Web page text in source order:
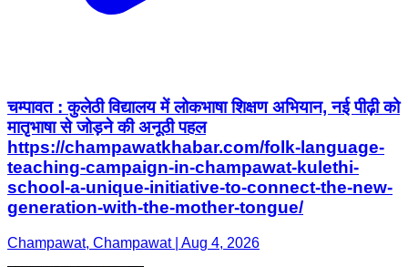
चम्पावत : कुलेठी विद्यालय में लोकभाषा शिक्षण अभियान, नई पीढ़ी को
मातृभाषा से जोड़ने की अनूठी पहल
https://champawatkhabar.com/folk-language-
teaching-campaign-in-champawat-kulethi-
school-a-unique-initiative-to-connect-the-new-
generation-with-the-mother-tongue/
Champawat, Champawat | Aug 4, 2026